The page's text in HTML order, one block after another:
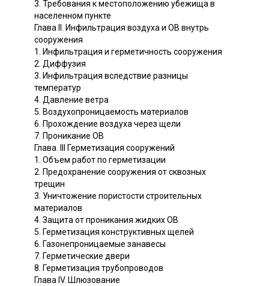
3. Требования к местоположению убежища в
населенном пункте
Глава II. Инфильтрация воздуха и ОВ внутрь
сооружения
1. Инфильтрация и герметичность сооружения
2. Диффузия
3. Инфильтрация вследствие разницы
температур
4. Давление ветра
5. Воздухопроницаемость материалов
6. Прохождение воздуха через щели
7. Проникание ОВ
Глава. III Герметизация сооружений
1. Объем работ по герметизации
2. Предохранение сооружения от сквозных
трещин
3. Уничтожение пористости строительных
материалов
4. Защита от проникания жидких ОВ
5. Герметизация конструктивных щелей
6. Газонепроницаемые занавесы
7. Герметические двери
8. Герметизация трубопроводов
Глава IV. Шлюзование